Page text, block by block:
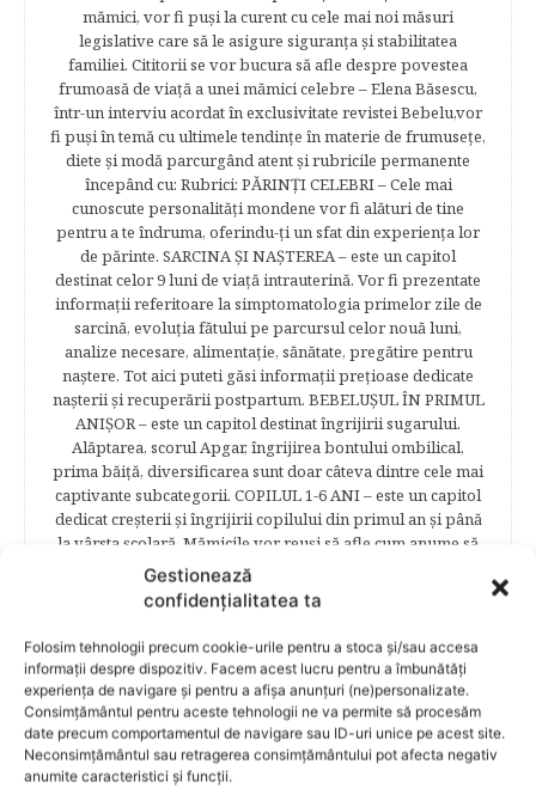
Gestionează
confidențialitatea ta
Folosim tehnologii precum cookie-urile pentru a stoca și/sau accesa
informații despre dispozitiv. Facem acest lucru pentru a îmbunătăți
experiența de navigare și pentru a afișa anunțuri (ne)personalizate.
Consimțământul pentru aceste tehnologii ne va permite să procesăm
date precum comportamentul de navigare sau ID-uri unice pe acest site.
Neconsimțământul sau retragerea consimțământului pot afecta negativ
anumite caracteristici și funcții.
mămici, vor fi puşi la curent cu cele mai noi măsuri
legislative care să le asigure siguranţa şi stabilitatea
familiei. Cititorii se vor bucura să afle despre povestea
frumoasă de viață a unei mămici celebre – Elena Băsescu,
într-un interviu acordat în exclusivitate revistei Bebelu,vor
fi puşi în temă cu ultimele tendinţe în materie de frumuseţe,
diete şi modă parcurgând atent şi rubricile permanente
începând cu: Rubrici: PĂRINŢI CELEBRI – Cele mai
cunoscute personalităţi mondene vor fi alături de tine
pentru a te îndruma, oferindu-ţi un sfat din experienţa lor
de părinte. SARCINA ŞI NAŞTEREA – este un capitol
destinat celor 9 luni de viaţă intrauterină. Vor fi prezentate
informaţii referitoare la simptomatologia primelor zile de
sarcină, evoluţia fătului pe parcursul celor nouă luni,
analize necesare, alimentaţie, sănătate, pregătire pentru
naştere. Tot aici puteti găsi informaţii preţioase dedicate
naşterii şi recuperării postpartum. BEBELUŞUL ÎN PRIMUL
ANIŞOR – este un capitol destinat îngrijirii sugarului.
Alăptarea, scorul Apgar, îngrijirea bontului ombilical,
prima băiţă, diversificarea sunt doar câteva dintre cele mai
captivante subcategorii. COPILUL 1-6 ANI – este un capitol
dedicat creşterii şi îngrijirii copilului din primul an şi până
la vârsta şcolară. Mămicile vor reuşi să afle cum anume să
se descurce cu propriul copil, cum să îl îngrijească în aşa fel
încât să crească perfect sănătos. EDUCAŢIE – este un capitol
captivant în care poţi afla cum să îţi educi copilul în aşa fel
încât să poţi obţine performanţe şcolare sigure. FAMILIA –
este un capitol destinat vieţii de familie ce conţine o serie
întreagă de sfaturi eficiente. COPII TALENTAŢI – este un
capitol fascinant dedicat copiilor valoroși ai țării. ÎNVAŢĂ
SĂ PREVII! –sunt prezentate soluţii de prevenire a
anumitor probleme de sănătate ce pot afecta atât viaţa
copiilor, cât şi pe cea a părinţilor.